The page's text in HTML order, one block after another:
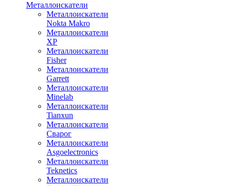
Металлоискатели
Металлоискатели
Nokta Makro
Металлоискатели
XP
Металлоискатели
Fisher
Металлоискатели
Garrett
Металлоискатели
Minelab
Металлоискатели
Tianxun
Металлоискатели
Сварог
Металлоискатели
Asgoelectronics
Металлоискатели
Teknetics
Металлоискатели